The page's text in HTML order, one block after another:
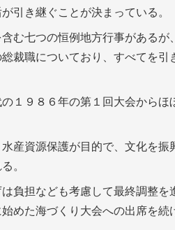
引き継ぐことが決まっている。
む七つの恒例地方行事があるが
裁職についており、すべてを
１９８６年の第１回大会からほ
産資源保護が目的で、文化を振
。
負担なども考慮して最終調整を
めた海づくり大会への出席を続